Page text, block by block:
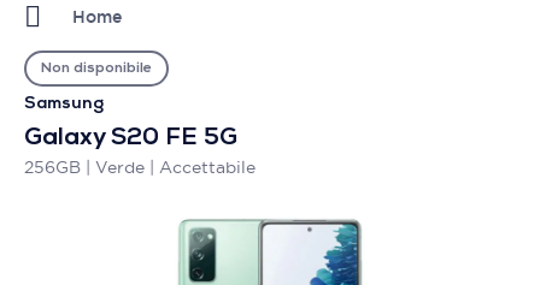
Home
Samsung
Galaxy S20 FE 5G
256GB | Verde | Accettabile
Non disponibile